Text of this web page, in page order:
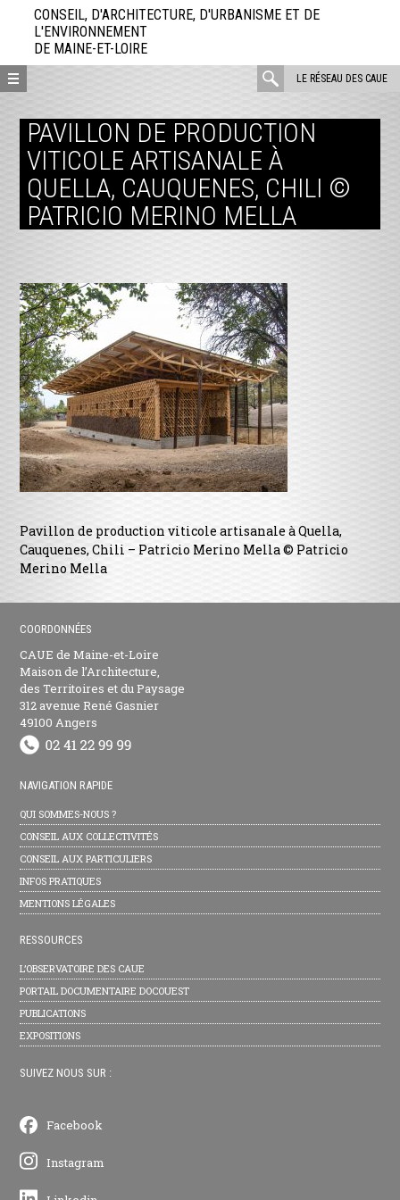
directement
contenu
CONSEIL, D'ARCHITECTURE, D'URBANISME ET DE
L'ENVIRONNEMENT
DE MAINE-ET-LOIRE
LE RÉSEAU DES CAUE
rechercher
PAVILLON DE PRODUCTION
VITICOLE ARTISANALE À
QUELLA, CAUQUENES, CHILI ©
PATRICIO MERINO MELLA
Pavillon de production viticole artisanale à Quella,
Cauquenes, Chili – Patricio Merino Mella © Patricio
Merino Mella
COORDONNÉES
CAUE de Maine-et-Loire
Maison de l’Architecture,
des Territoires et du Paysage
312 avenue René Gasnier
49100 Angers
NAVIGATION RAPIDE
QUI SOMMES-NOUS ?
CONSEIL AUX COLLECTIVITÉS
CONSEIL AUX PARTICULIERS
INFOS PRATIQUES
MENTIONS LÉGALES
RESSOURCES
L’OBSERVATOIRE DES CAUE
PORTAIL DOCUMENTAIRE DOCOUEST
PUBLICATIONS
EXPOSITIONS
SUIVEZ NOUS SUR :
Facebook
Instagram